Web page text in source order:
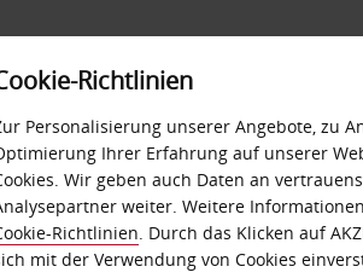
SELF-SERVICES
Richtlinien
Personalisierung unserer Angebote, zu
Ihrer Erfahrung auf unserer
Wir geben auch Daten an
weiter. Weitere
Richtlinien. Durch das Klicken auf
mit der Verwendung von Cookies